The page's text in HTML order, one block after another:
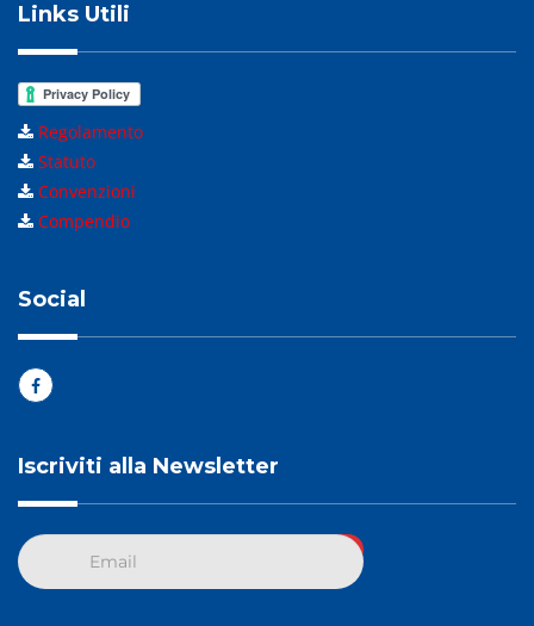
Links Utili
Regolamento
Statuto
Convenzioni
Compendio
Social
Iscriviti alla Newsletter